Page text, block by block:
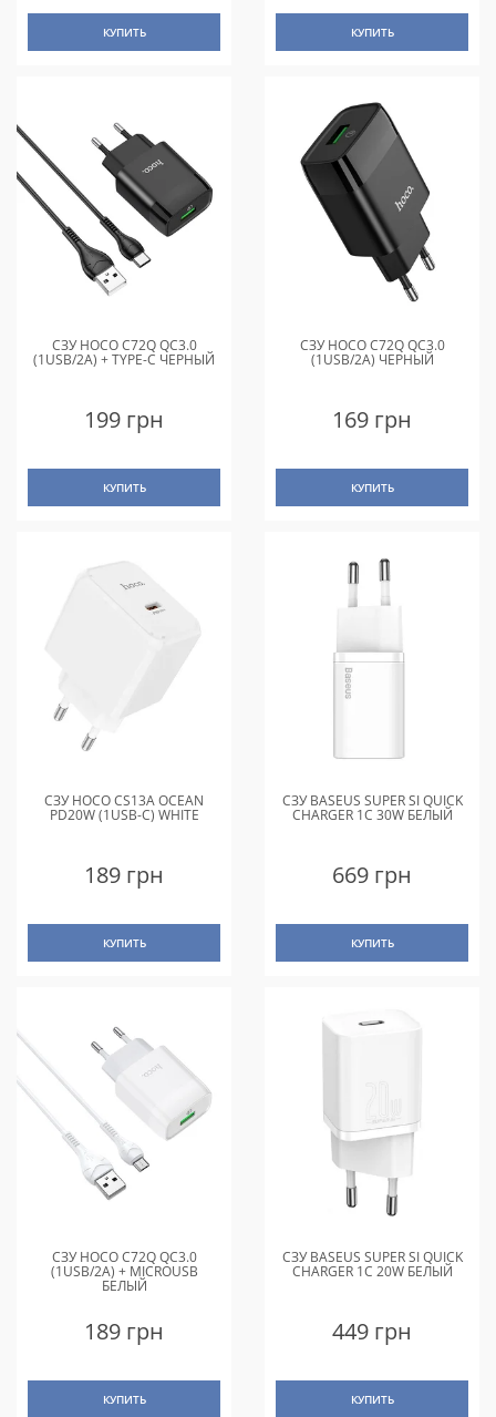
КУПИТЬ КУПИТЬ
СЗУ HOCO C72Q QC3.0
(1USB/2A) + TYPE-C ЧЕРНЫЙ
199 грн
КУПИТЬ
СЗУ HOCO C72Q QC3.0
(1USB/2A) ЧЕРНЫЙ
169 грн
КУПИТЬ
СЗУ HOCO CS13A OCEAN
PD20W (1USB-C) WHITE
189 грн
КУПИТЬ
СЗУ BASEUS SUPER SI QUICK
CHARGER 1C 30W БЕЛЫЙ
669 грн
КУПИТЬ
СЗУ HOCO C72Q QC3.0
(1USB/2A) + MICROUSB
БЕЛЫЙ
189 грн
КУПИТЬ
СЗУ BASEUS SUPER SI QUICK
CHARGER 1C 20W БЕЛЫЙ
449 грн
КУПИТЬ